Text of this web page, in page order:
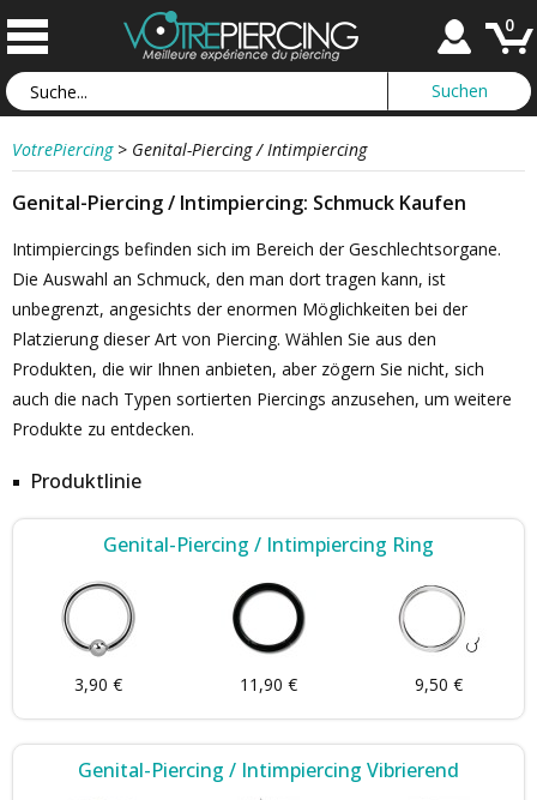
0
VotrePiercing > Genital-Piercing / Intimpiercing
Genital-Piercing / Intimpiercing: Schmuck Kaufen
Intimpiercings befinden sich im Bereich der Geschlechtsorgane.
Die Auswahl an Schmuck, den man dort tragen kann, ist
unbegrenzt, angesichts der enormen Möglichkeiten bei der
Platzierung dieser Art von Piercing. Wählen Sie aus den
Produkten, die wir Ihnen anbieten, aber zögern Sie nicht, sich
auch die nach Typen sortierten Piercings anzusehen, um weitere
Produkte zu entdecken.
Produktlinie
Genital-Piercing / Intimpiercing Ring
3,90 € 11,90 € 9,50 €
Genital-Piercing / Intimpiercing Vibrierend